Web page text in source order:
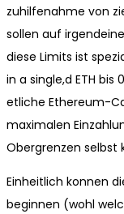
zuhilfenahme von
sollen auf
diese Limits ist
in a single,d ETH bis
etliche Ethereum-
maximalen
Obergrenzen
Einheitlich konnen
beginnen (wohl